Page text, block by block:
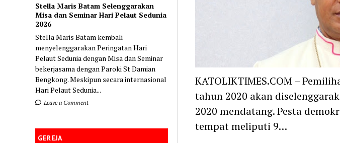
Stella Maris Batam Selenggarakan
Misa dan Seminar Hari Pelaut Sedunia
2026
Stella Maris Batam kembali
menyelenggarakan Peringatan Hari
Pelaut Sedunia dengan Misa dan Seminar
bekerjasama dengan Paroki St Damian
Bengkong. Meskipun secara internasional
Hari Pelaut Sedunia...
Leave a Comment
GEREJA
KATOLIKTIMES.COM –
tahun 2020 akan
2020 mendatang. Pesta
tempat meliputi 9…